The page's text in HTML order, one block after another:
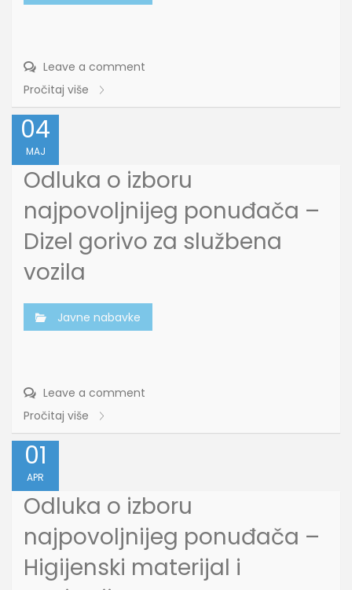
Leave a comment
Pročitaj više
04
MAJ
Odluka o izboru
najpovoljnijeg ponuđača –
Dizel gorivo za službena
vozila
Javne nabavke
Leave a comment
Pročitaj više
01
APR
Odluka o izboru
najpovoljnijeg ponuđača –
Higijenski materijal i